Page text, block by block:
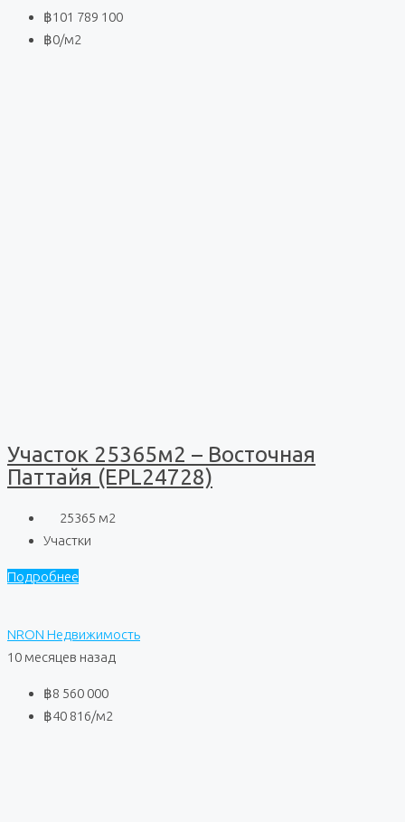
฿101 789 100
฿0/м2
Участок 25365м2 – Восточная
Паттайя (EPL24728)
25365 м2
Участки
Подробнее
NRON Недвижимость
10 месяцев назад
฿8 560 000
฿40 816/м2